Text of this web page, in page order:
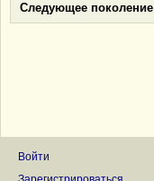
Следующее поколение
Войти